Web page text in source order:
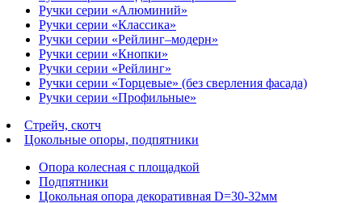
Ручки серии «Алюминий»
Ручки серии «Классика»
Ручки серии «Рейлинг–модерн»
Ручки серии «Кнопки»
Ручки серии «Рейлинг»
Ручки серии «Торцевые» (без сверления фасада)
Ручки серии «Профильные»
Стрейч, скотч
Цокольные опоры, подпятники
Опора колесная с площадкой
Подпятники
Цокольная опора декоративная D=30-32мм